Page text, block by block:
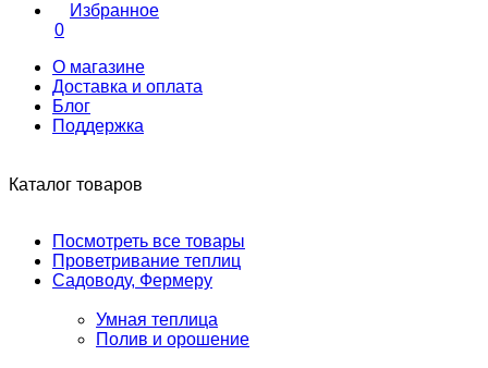
Избранное
0
О магазине
Доставка и оплата
Блог
Поддержка
Каталог товаров
Посмотреть все товары
Проветривание теплиц
Садоводу, Фермеру
Умная теплица
Полив и орошение